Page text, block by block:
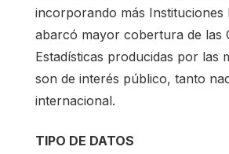
incorporando más Instituciones
abarcó mayor cobertura de las
Estadísticas producidas por las
son de interés público, tanto
internacional.
TIPO DE DATOS